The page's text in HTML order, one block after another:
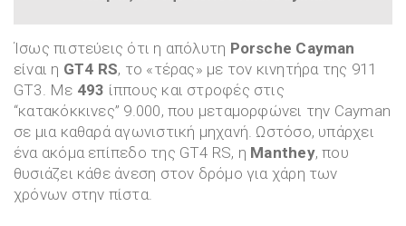
Ίσως πιστεύεις ότι η απόλυτη Porsche Cayman
είναι η GT4 RS, το «τέρας» με τον κινητήρα της 911
GT3. Με 493 ίππους και στροφές στις
“κατακόκκινες” 9.000, που μεταμορφώνει την Cayman
σε μια καθαρά αγωνιστική μηχανή. Ωστόσο, υπάρχει
ένα ακόμα επίπεδο της GT4 RS, η Manthey, που
θυσιάζει κάθε άνεση στον δρόμο για χάρη των
χρόνων στην πίστα.